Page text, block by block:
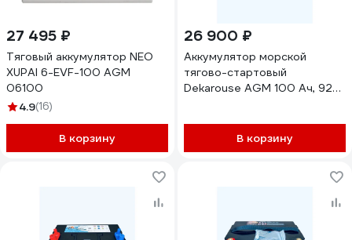
27 495 ₽
Тяговый аккумулятор NEO
XUPAI 6-EVF-100 AGM
06100
4.9(16)
В корзину
26 900 ₽
Аккумулятор морской
тягово-стартовый
Dekarouse AGM 100 Ач, 925
В корзину